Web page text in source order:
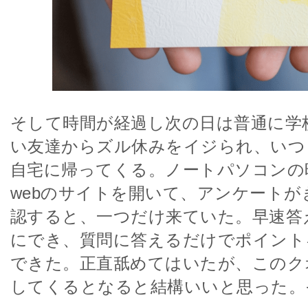
そして時間が経過し次の日は普通に
い友達からズル休みをイジられ、い
自宅に帰ってくる。ノートパソコン
webのサイトを開いて、アンケート
認すると、一つだけ来ていた。早速
にでき、質問に答えるだけでポイン
できた。正直舐めてはいたが、この
してくるとなると結構いいと思った